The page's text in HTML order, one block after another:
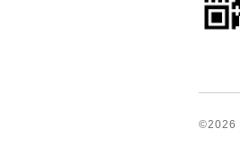
©2026